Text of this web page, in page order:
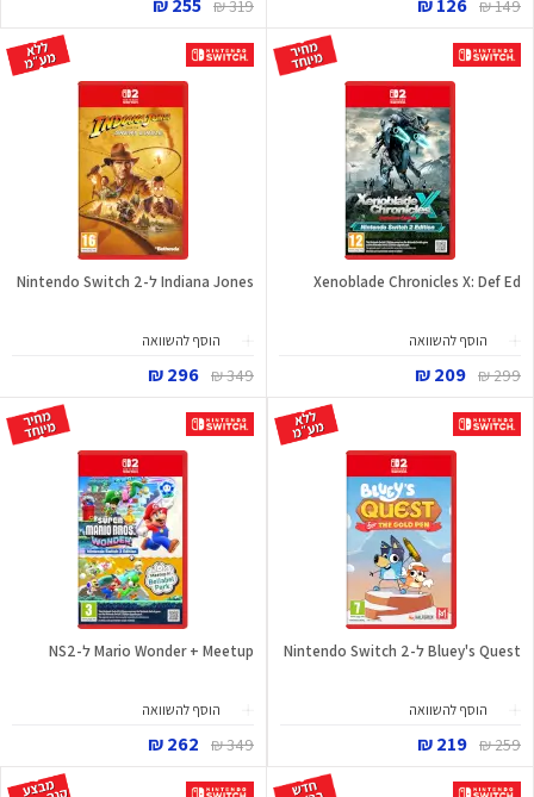
149 ₪
319 ₪
Xenoblade Chronicles X: Def Ed
הוסף להשוואה
299 ₪
209 ₪
Indiana Jones ל-Nintendo Switch 2
הוסף להשוואה
349 ₪
296 ₪
Bluey's Quest ל-Nintendo Switch 2
הוסף להשוואה
259 ₪
219 ₪
Mario Wonder + Meetup ל-NS2
הוסף להשוואה
349 ₪
262 ₪